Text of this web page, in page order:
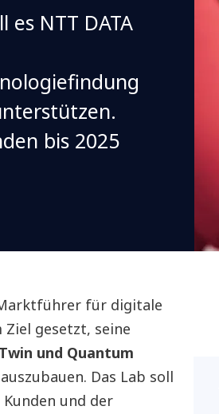
NTT DATA
bis 2025
für digitale
gesetzt, seine
und Quantum
auszubauen. Das Lab soll
und der